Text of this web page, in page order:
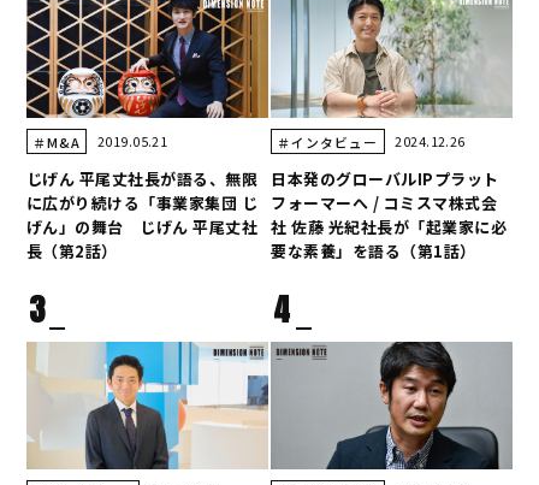
＃M&A 2019.05.21
じげん 平尾丈社長が語る、無限
に広がり続ける「事業家集団 じ
げん」の舞台 じげん 平尾丈社
長（第2話）
＃インタビュー 2024.12.26
日本発のグローバルIPプラット
フォーマーへ / コミスマ株式会
社 佐藤 光紀社長が「起業家に必
要な素養」を語る（第1話）
3 4